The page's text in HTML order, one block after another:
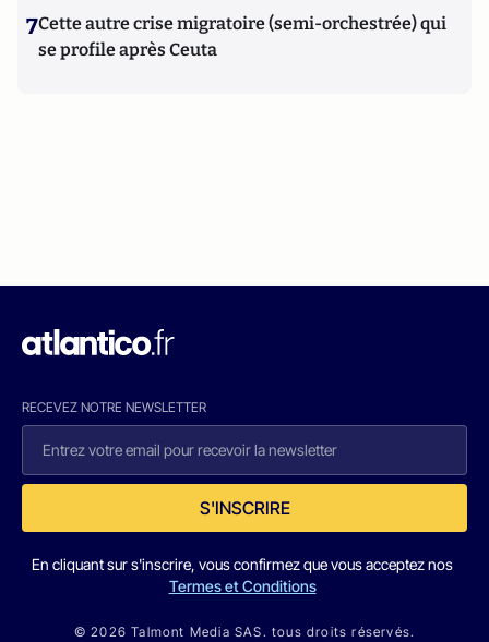
7Cette autre crise migratoire (semi-orchestrée) qui
se profile après Ceuta
RECEVEZ NOTRE NEWSLETTER
S'INSCRIRE
En cliquant sur s'inscrire, vous confirmez que vous acceptez nos
Termes et Conditions
© 2026 Talmont Media SAS. tous droits réservés.